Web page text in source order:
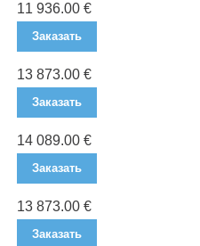
11 936.00 €
Заказать
13 873.00 €
Заказать
14 089.00 €
Заказать
13 873.00 €
Заказать